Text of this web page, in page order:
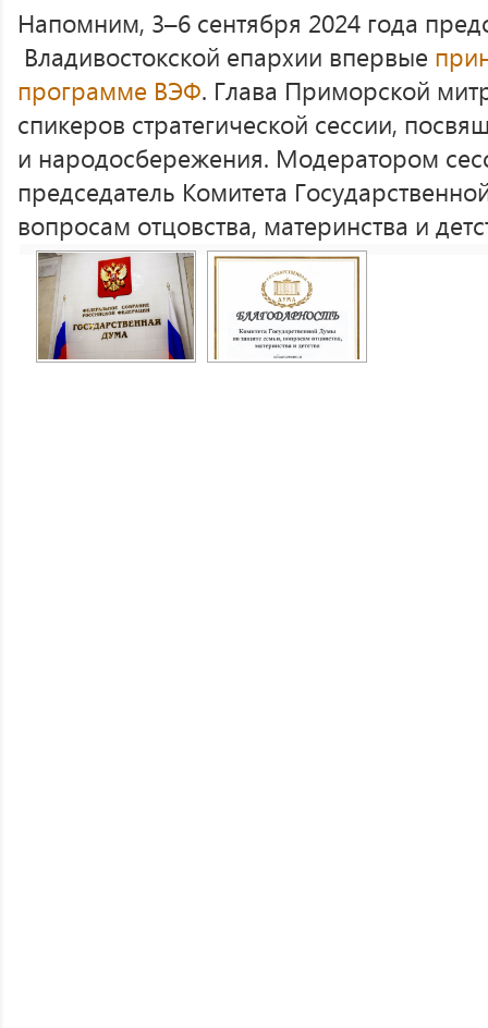
Напомним, 3–6 сентября 2024 года
Владивостокской епархии впервые
программе ВЭФ. Глава Приморской
спикеров стратегической сессии,
и народосбережения. Модератором
председатель Комитета
вопросам отцовства, материнства и